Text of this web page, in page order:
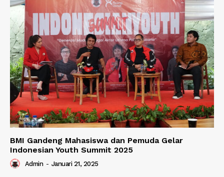
BMI Gandeng Mahasiswa dan Pemuda Gelar
Indonesian Youth Summit 2025
Admin - Januari 21, 2025